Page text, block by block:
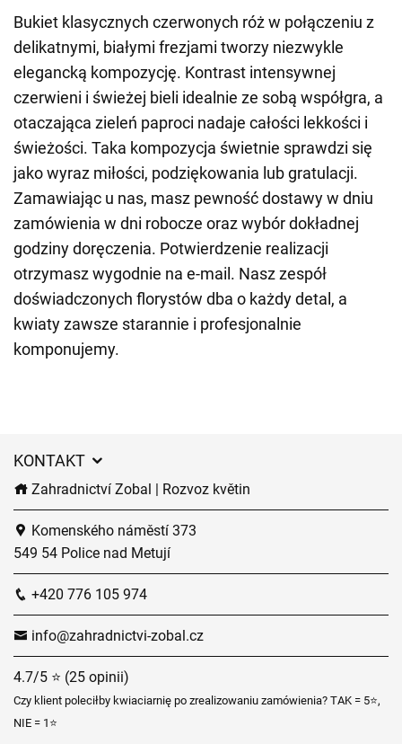
Bukiet klasycznych czerwonych róż w połączeniu z
delikatnymi, białymi frezjami tworzy niezwykle
elegancką kompozycję. Kontrast intensywnej
czerwieni i świeżej bieli idealnie ze sobą współgra, a
otaczająca zieleń paproci nadaje całości lekkości i
świeżości. Taka kompozycja świetnie sprawdzi się
jako wyraz miłości, podziękowania lub gratulacji.
Zamawiając u nas, masz pewność dostawy w dniu
zamówienia w dni robocze oraz wybór dokładnej
godziny doręczenia. Potwierdzenie realizacji
otrzymasz wygodnie na e-mail. Nasz zespół
doświadczonych florystów dba o każdy detal, a
kwiaty zawsze starannie i profesjonalnie
komponujemy.
KONTAKT
Zahradnictví Zobal | Rozvoz květin
Komenského náměstí 373
549 54 Police nad Metují
+420 776 105 974
info@zahradnictvi-zobal.cz
4.7/5 ⭐ (25 opinii)
Czy klient poleciłby kwiaciarnię po zrealizowaniu zamówienia? TAK = 5⭐,
NIE = 1⭐